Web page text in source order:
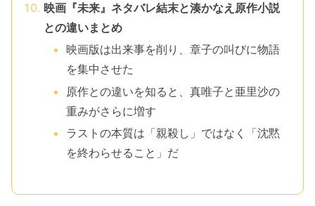
映画『未来』ネタバレ結末と湊かなえ原作小説
との違いまとめ
映画版は出来事を削り、章子の叫びに物語
を集中させた
原作との違いを知ると、真唯子と亜里沙の
重みがさらに増す
ラストの本質は「親殺し」ではなく「沈黙
を終わらせること」だ